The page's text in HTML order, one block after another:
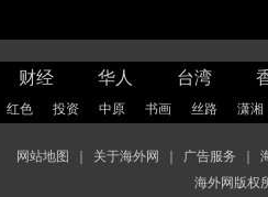
财经 华人 台湾
红色 投资 中原 书画 丝路 潇湘
网站地图 关于海外网 广告服务
海外网版权